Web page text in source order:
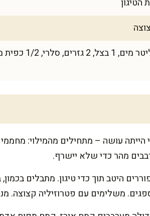
עושה – מתחילים מהמילוי:
מהר כדי שלא יישרף.
היטב תוך כדי טיגון. מתבלים
משלימים עם פטרוזיליה קצוצה.